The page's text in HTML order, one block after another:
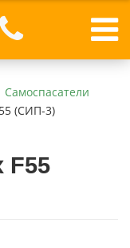
Самоспасатели
(СИП-3)
F55